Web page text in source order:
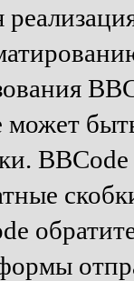
может